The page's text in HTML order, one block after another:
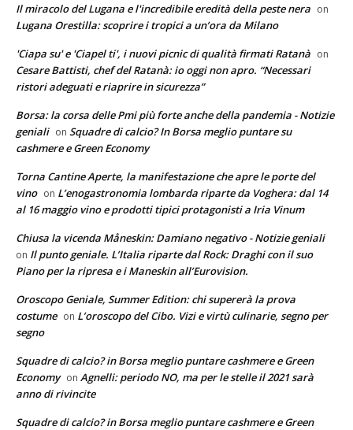
Il miracolo del Lugana e l'incredibile eredità della peste nera on
Lugana Orestilla: scoprire i tropici a un’ora da Milano
'Ciapa su' e 'Ciapel ti', i nuovi picnic di qualità firmati Ratanà on
Cesare Battisti, chef del Ratanà: io oggi non apro. “Necessari
ristori adeguati e riaprire in sicurezza”
Borsa: la corsa delle Pmi più forte anche della pandemia - Notizie
geniali on Squadre di calcio? In Borsa meglio puntare su
cashmere e Green Economy
Torna Cantine Aperte, la manifestazione che apre le porte del
vino on L’enogastronomia lombarda riparte da Voghera: dal 14
al 16 maggio vino e prodotti tipici protagonisti a Iria Vinum
Chiusa la vicenda Måneskin: Damiano negativo - Notizie geniali
on Il punto geniale. L’Italia riparte dal Rock: Draghi con il suo
Piano per la ripresa e i Maneskin all’Eurovision.
Oroscopo Geniale, Summer Edition: chi supererà la prova
costume on L’oroscopo del Cibo. Vizi e virtù culinarie, segno per
segno
Squadre di calcio? in Borsa meglio puntare cashmere e Green
Economy on Agnelli: periodo NO, ma per le stelle il 2021 sarà
anno di rivincite
Squadre di calcio? in Borsa meglio puntare cashmere e Green